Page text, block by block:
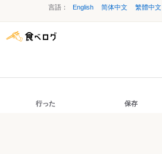
言語： English 简体中文 繁體中文
行った 保存